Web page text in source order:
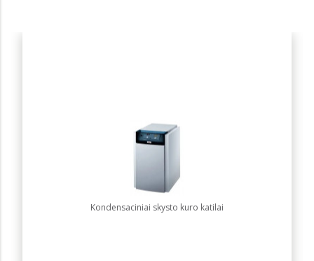
Kondensaciniai skysto kuro katilai